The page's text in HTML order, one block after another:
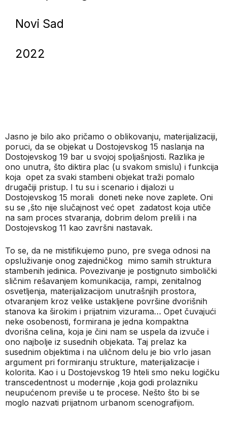
Novi Sad
2022
Jasno je bilo ako pričamo o oblikovanju, materijalizaciji,
poruci, da se objekat u Dostojevskog 15 naslanja na
Dostojevskog 19 bar u svojoj spoljašnjosti. Razlika je
ono unutra, što diktira plac (u svakom smislu) i funkcija
koja opet za svaki stambeni objekat traži pomalo
drugačiji pristup. I tu su i scenario i dijalozi u
Dostojevskog 15 morali doneti neke nove zaplete. Oni
su se ,što nije slučajnost već opet zadatost koja utiče
na sam proces stvaranja, dobrim delom prelili i na
Dostojevskog 11 kao završni nastavak.
To se, da ne mistifikujemo puno, pre svega odnosi na
opsluživanje onog zajedničkog mimo samih struktura
stambenih jedinica. Povezivanje je postignuto simbolički
sličnim rešavanjem komunikacija, rampi, zenitalnog
osvetljenja, materijalizacijom unutrašnjih prostora,
otvaranjem kroz velike ustakljene površine dvorišnih
stanova ka širokim i prijatnim vizurama… Opet čuvajući
neke osobenosti, formirana je jedna kompaktna
dvorišna celina, koja je čini nam se uspela da izvuče i
ono najbolje iz susednih objekata. Taj prelaz ka
susednim objektima i na uličnom delu je bio vrlo jasan
argument pri formiranju strukture, materijalizacije i
kolorita. Kao i u Dostojevskog 19 hteli smo neku logičku
transcedentnost u modernije ,koja godi prolazniku
neupućenom previše u te procese. Nešto što bi se
moglo nazvati prijatnom urbanom scenografijom.